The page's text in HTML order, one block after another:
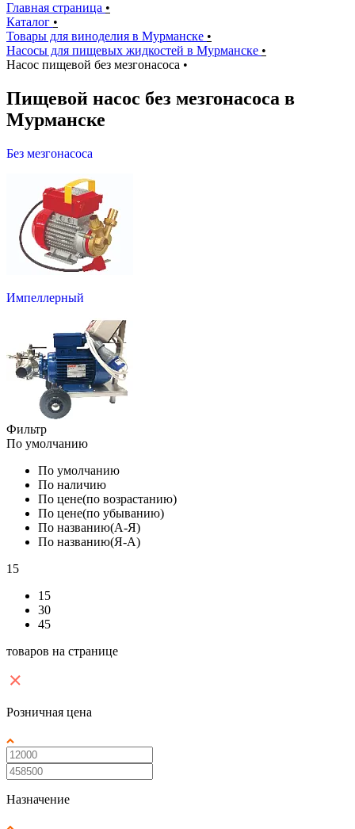
Главная страница •
Каталог •
Товары для виноделия в Мурманске •
Насосы для пищевых жидкостей в Мурманске •
Насос пищевой без мезгонасоса •
Пищевой насос без мезгонасоса в
Мурманске
Без мезгонасоса
Импеллерный
Фильтр
По умолчанию
По умолчанию
По наличию
По цене(по возрастанию)
По цене(по убыванию)
По названию(А-Я)
По названию(Я-А)
15
15
30
45
товаров на странице
Розничная цена
Назначение